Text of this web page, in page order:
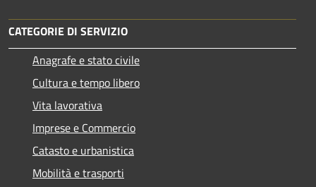
CATEGORIE DI SERVIZIO
Anagrafe e stato civile
Cultura e tempo libero
Vita lavorativa
Imprese e Commercio
Catasto e urbanistica
Mobilità e trasporti